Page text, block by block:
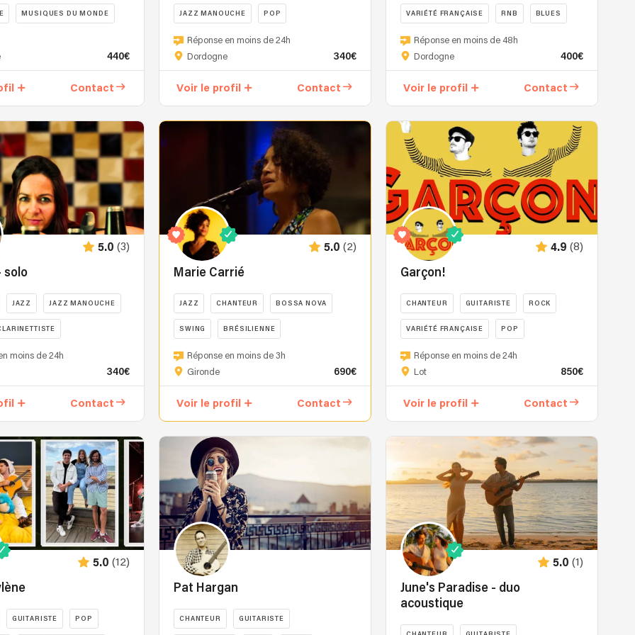
MUSIQUES DU MONDE
440€
Contact
JAZZ MANOUCHE POP
Mark
Houchin
Musicien
avec
plus
de
30
ans
Mark
Houchin
comme
artiste
rue
et
développé
univers
mêlant
musique,
interaction
et
spectacle
vivant.
instrumentiste,
il
Réponse en moins de 24h
Dordogne
340€
Voir le profil Contact
VARIÉTÉ FRANÇAISE RNB BLUES
Trio
acoustique
original,
percu
guitare
sèche
voix.
Ambiance
lettrée,
paroles,
amour
humour
sexe
bon
esprit.
Ambiance
petit
théâtre,
de
Bruno
a
sorti
albums
de
chansons
dans
différents
reggae,
Réponse en moins de 48h
Dordogne
400€
Voir le profil Contact
5.0 (3)
solo
JAZZ JAZZ MANOUCHE
moins de 24h
340€
Contact
5.0 (2)
Marie Carrié
JAZZ CHANTEUR BOSSA NOVA
SWING BRÉSILIENNE
Née
en
d'origine
antillaise
,Marie
Carrié
se
passionne
très
vite
pour
la
en
étudiant
Réponse en moins de 3h
Gironde
690€
Voir le profil Contact
4.9 (8)
Garçon!
CHANTEUR GUITARISTE ROCK
VARIÉTÉ FRANÇAISE POP
Garçon!
est
groupe
reprend
répertoire
chanson
française
et
internationale
dans
un
esprit
Clément,
Réponse en moins de 24h
Lot
850€
Voir le profil Contact
5.0 (12)
GUITARISTE POP
Pat Hargan
CHANTEUR GUITARISTE
5.0 (1)
June's Paradise - duo
acoustique